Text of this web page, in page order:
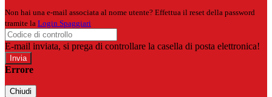
Non hai una e-mail associata al nome utente? Effettua il reset della password
tramite la Login Spaggiari
E-mail inviata, si prega di controllare la casella di posta elettronica!
Errore
Chiudi